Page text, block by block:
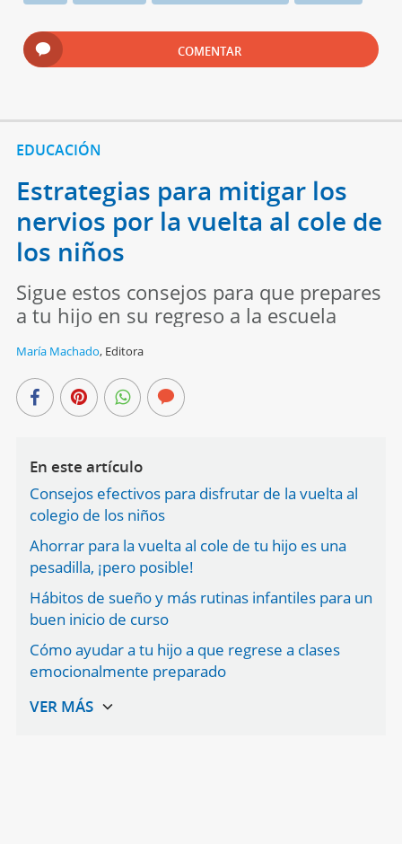
COMENTAR
EDUCACIÓN
Estrategias para mitigar los
nervios por la vuelta al cole de
los niños
Sigue estos consejos para que prepares
a tu hijo en su regreso a la escuela
María Machado, Editora
En este artículo
Consejos efectivos para disfrutar de la vuelta al
colegio de los niños
Ahorrar para la vuelta al cole de tu hijo es una
pesadilla, ¡pero posible!
Hábitos de sueño y más rutinas infantiles para un
buen inicio de curso
Cómo ayudar a tu hijo a que regrese a clases
emocionalmente preparado